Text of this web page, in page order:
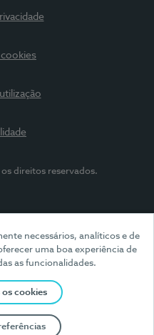
necessários, analíticos e de
uma boa experiência de
as funcionalidades.
cookies
cookies
direitos reservados.